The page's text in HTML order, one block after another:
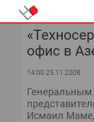
офис в
14:00 25.11.2008
Исмаил